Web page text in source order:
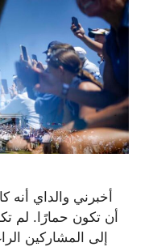
أخبرني والداي
أن تكون حمارًا. لم
إلى المشاركين